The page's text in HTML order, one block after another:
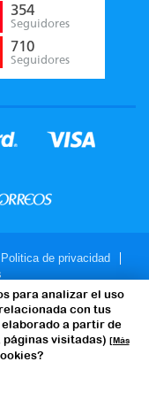
para analizar el uso
con tus
a partir de
visitadas) [Más
354
Seguidores
710
Seguidores
Politica de privacidad